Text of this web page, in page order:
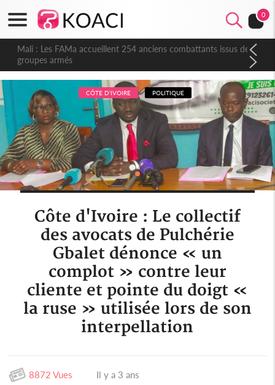
0
Mali : Les FAMa accueillent 254 anciens combattants issus de
groupes armés
CÔTE D'IVOIRE POLITIQUE
Côte d'Ivoire : Le collectif
des avocats de Pulchérie
Gbalet dénonce « un
complot » contre leur
cliente et pointe du doigt «
la ruse » utilisée lors de son
interpellation
8872 Vues Il y a 3 ans